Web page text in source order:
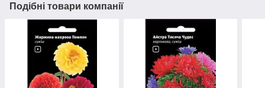
Подібні товари компанії